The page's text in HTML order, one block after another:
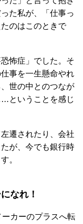
た私が、「仕事っ
のはこのときで
怖症」でした。そ
事を一生懸命やれ
世の中とのつなが
ということを感じ
遷されたり、会社
が、今でも銀行時
。
になれ！
カーのプラスへ転